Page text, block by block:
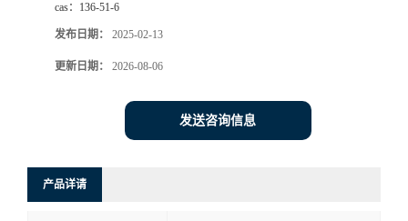
cas： 136-51-6
发布日期： 2025-02-13
更新日期： 2026-08-06
发送咨询信息
产品详请